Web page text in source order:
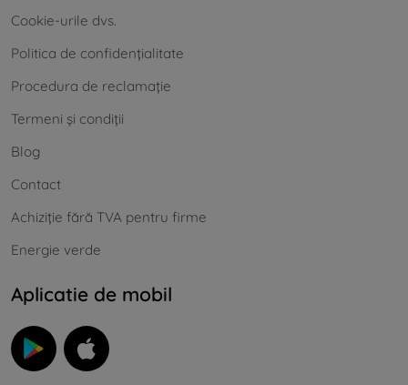
Cookie-urile dvs.
Politica de confidențialitate
Procedura de reclamație
Termeni și condiții
Blog
Contact
Achiziție fără TVA pentru firme
Energie verde
Aplicatie de mobil